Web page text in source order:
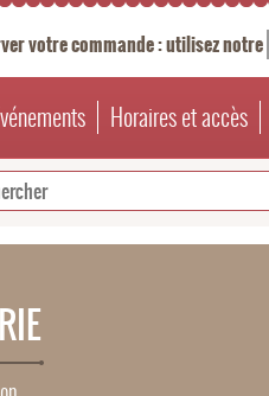
votre commande : utilisez notre
Horaires et accès